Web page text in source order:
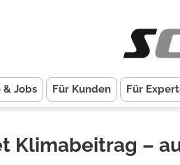
& Jobs Für Kunden Für
Klimabeitrag –